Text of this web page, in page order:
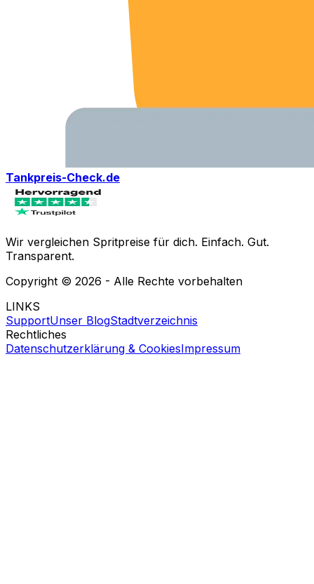
Tankpreis-Check.de
Wir vergleichen Spritpreise für dich. Einfach. Gut.
Transparent.
Copyright © 2026 - Alle Rechte vorbehalten
LINKS
SupportUnser BlogStadtverzeichnis
Rechtliches
Datenschutzerklärung & CookiesImpressum